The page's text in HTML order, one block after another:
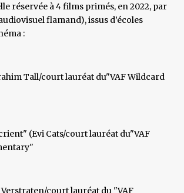
réservée à 4 films primés, en 2022, par
flamand), issus d’écoles
:
Tall/court lauréat du"VAF Wildcard
(Evi Cats/court lauréat du"VAF
court lauréat du "VAF